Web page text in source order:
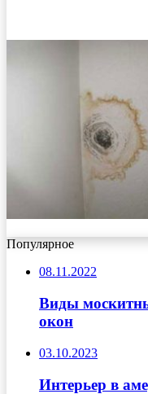
Популярное
08.11.2022
Виды
окон
03.10.2023
Интерьер в